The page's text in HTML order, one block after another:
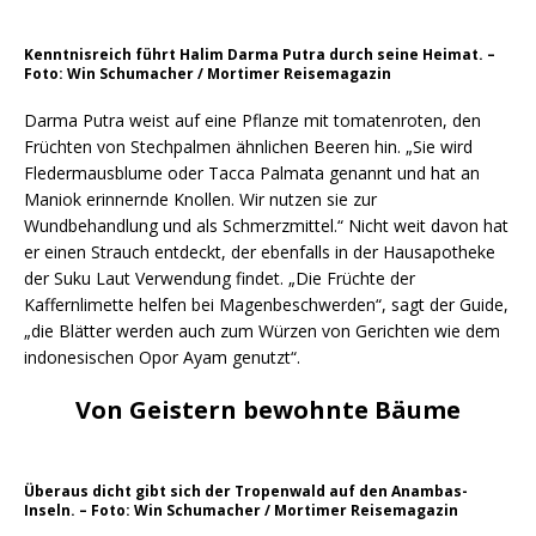
Kenntnisreich führt Halim Darma Putra durch seine Heimat. –
Foto: Win Schumacher / Mortimer Reisemagazin
Darma Putra weist auf eine Pflanze mit tomatenroten, den
Früchten von Stechpalmen ähnlichen Beeren hin. „Sie wird
Fledermausblume oder Tacca Palmata genannt und hat an
Maniok erinnernde Knollen. Wir nutzen sie zur
Wundbehandlung und als Schmerzmittel.“ Nicht weit davon hat
er einen Strauch entdeckt, der ebenfalls in der Hausapotheke
der Suku Laut Verwendung findet. „Die Früchte der
Kaffernlimette helfen bei Magenbeschwerden“, sagt der Guide,
„die Blätter werden auch zum Würzen von Gerichten wie dem
indonesischen Opor Ayam genutzt“.
Von Geistern bewohnte Bäume
Überaus dicht gibt sich der Tropenwald auf den Anambas-
Inseln. – Foto: Win Schumacher / Mortimer Reisemagazin